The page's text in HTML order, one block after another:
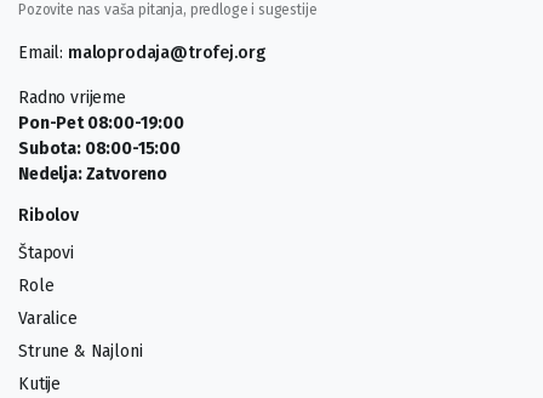
Pozovite nas vaša pitanja, predloge i sugestije
Email: maloprodaja@trofej.org
Radno vrijeme
Pon-Pet 08:00-19:00
Subota: 08:00-15:00
Nedelja: Zatvoreno
Ribolov
Štapovi
Role
Varalice
Strune & Najloni
Kutije